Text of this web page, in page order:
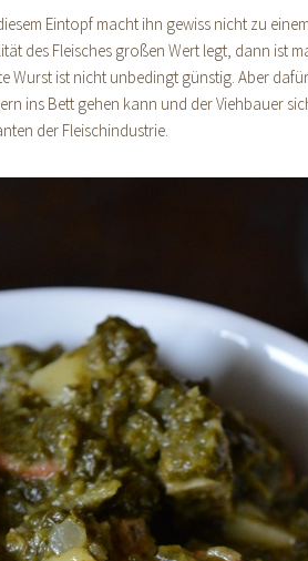
Eintopf macht ihn gewiss nicht zu
des Fleisches großen Wert legt, dann ist
Wurst ist nicht unbedingt günstig. Aber
ins Bett gehen kann und der Viehbauer
der Fleischindustrie.